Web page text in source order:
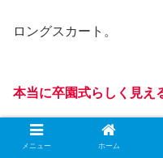
ロングスカート。
本当に卒園式らしく見え
メニュー ホーム